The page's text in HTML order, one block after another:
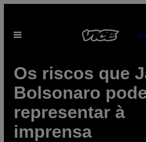
content
Open
Os riscos que
Bolsonaro
representar à
imprensa